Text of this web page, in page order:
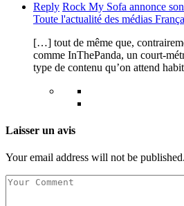
Reply Rock My Sofa annonce
Toute l'actualité des médias
[…] tout de même que,
comme InThePanda, un court-
type de contenu qu’on attend
Laisser un avis
Your email address will not be